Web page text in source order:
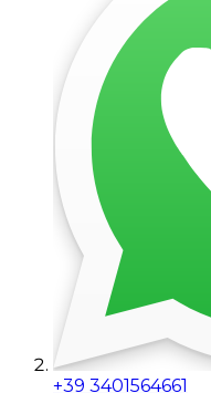
+39 3401564661